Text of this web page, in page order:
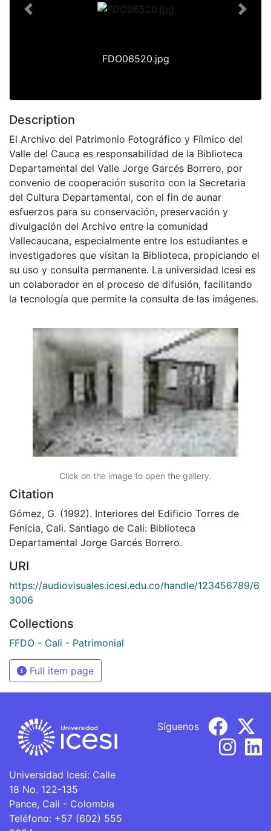
FDO06520.jpg
Previous Next
Description
El Archivo del Patrimonio Fotográfico y Fílmico del
Valle del Cauca es responsabilidad de la Biblioteca
Departamental del Valle Jorge Garcés Borrero, por
convenio de cooperación suscrito con la Secretaria
del Cultura Departamental, con el fin de aunar
esfuerzos para su conservación, preservación y
divulgación del Archivo entre la comunidad
Vallecaucana, especialmente entre los estudiantes e
investigadores que visitan la Biblioteca, propiciando el
su uso y consulta permanente. La universidad Icesi es
un colaborador en el proceso de difusión, facilitando
la tecnología que permite la consulta de las imágenes.
Click on the image to open the gallery.
Citation
Gómez, G. (1992). Interiores del Edificio Torres de
Fenicia, Cali. Santiago de Cali: Biblioteca
Departamental Jorge Garcés Borrero.
URI
https://audiovisuales.icesi.edu.co/handle/123456789/6
3006
Collections
FFDO - Cali - Patrimonial
Full item page
Universidad Icesi: Calle
18 No. 122-135
Pance, Cali - Colombia
Teléfono: +57 (602) 555
Síguenos